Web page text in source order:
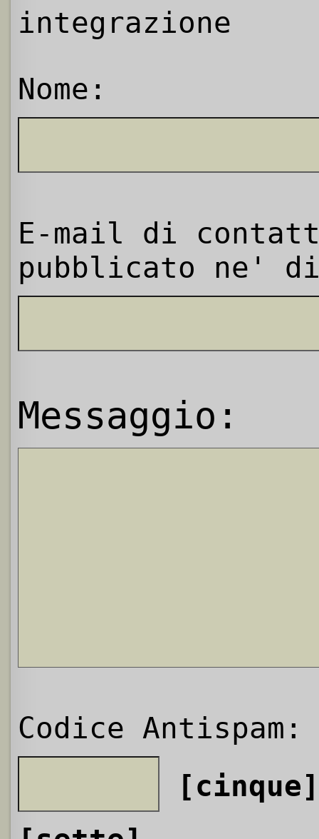
integrazione
Nome:
E-mail di
pubblicato ne'
Messaggio:
Codice Antispam:
[cinque]